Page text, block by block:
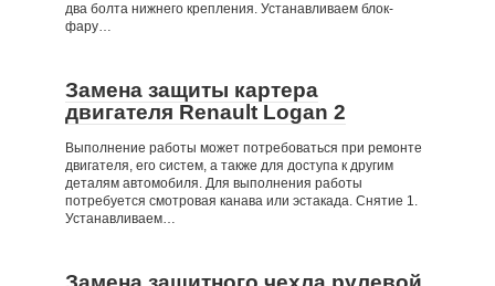
два болта нижнего крепления. Устанавливаем блок-
фару…
Замена защиты картера
двигателя Renault Logan 2
Выполнение работы может потребоваться при ремонте
двигателя, его систем, а также для доступа к другим
деталям автомобиля. Для выполнения работы
потребуется смотровая канава или эстакада. Снятие 1.
Устанавливаем…